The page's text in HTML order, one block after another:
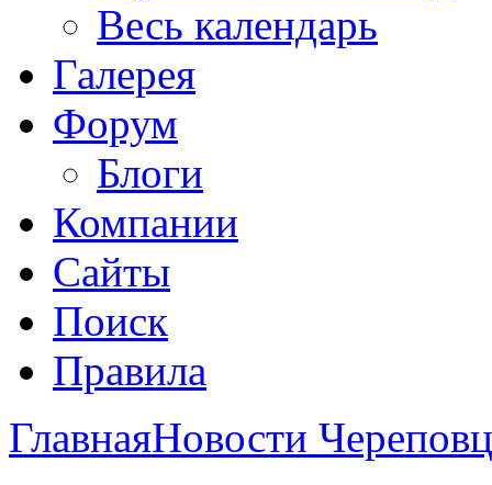
Весь календарь
Галерея
Форум
Блоги
Компании
Сайты
Поиск
Правила
ГлавнаяНовости